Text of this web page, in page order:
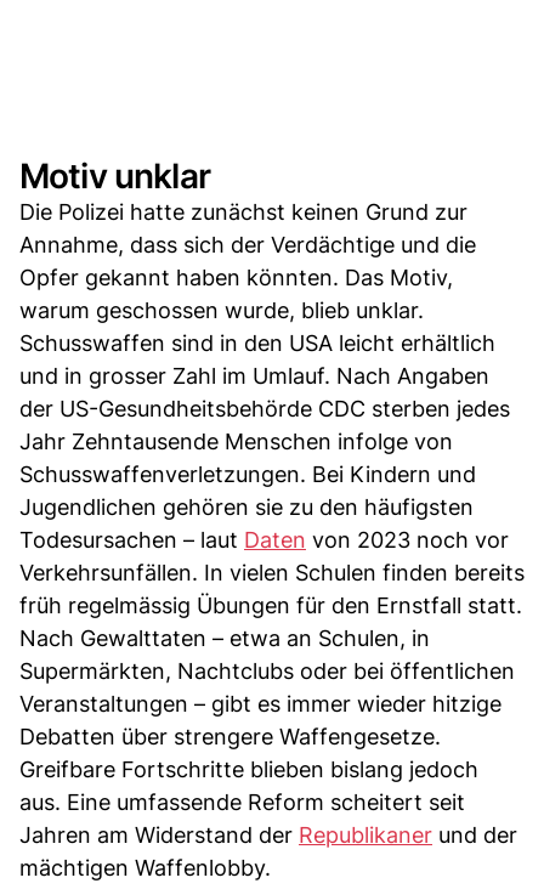
Motiv unklar
Die Polizei hatte zunächst keinen Grund zur
Annahme, dass sich der Verdächtige und die
Opfer gekannt haben könnten. Das Motiv,
warum geschossen wurde, blieb unklar.
Schusswaffen sind in den USA leicht erhältlich
und in grosser Zahl im Umlauf. Nach Angaben
der US-Gesundheitsbehörde CDC sterben jedes
Jahr Zehntausende Menschen infolge von
Schusswaffenverletzungen. Bei Kindern und
Jugendlichen gehören sie zu den häufigsten
Todesursachen – laut Daten von 2023 noch vor
Verkehrsunfällen. In vielen Schulen finden bereits
früh regelmässig Übungen für den Ernstfall statt.
Nach Gewalttaten – etwa an Schulen, in
Supermärkten, Nachtclubs oder bei öffentlichen
Veranstaltungen – gibt es immer wieder hitzige
Debatten über strengere Waffengesetze.
Greifbare Fortschritte blieben bislang jedoch
aus. Eine umfassende Reform scheitert seit
Jahren am Widerstand der Republikaner und der
mächtigen Waffenlobby.